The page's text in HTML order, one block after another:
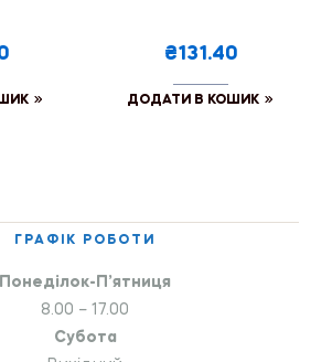
₴131.40
ДОДАТИ В КОШИК
ГРАФІК РОБОТИ
Понеділок-П’ятниця
8.00 – 17.00
Субота